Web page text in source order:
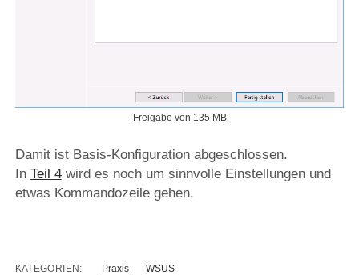
Freigabe von 135 MB
Damit ist Basis-Konfiguration abgeschlossen.
In Teil 4wird es noch um sinnvolle Einstellungen und
etwas Kommandozeile gehen.
KATEGORIEN: Praxis WSUS